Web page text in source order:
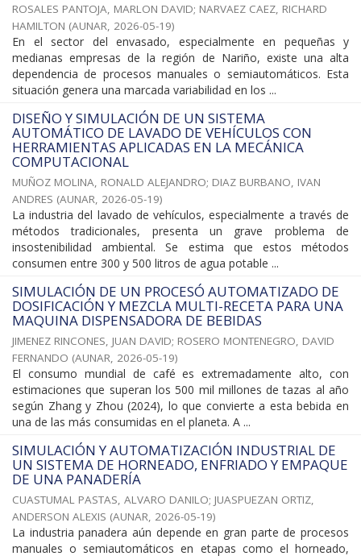
ROSALES PANTOJA, MARLON DAVID; NARVAEZ CAEZ, RICHARD
HAMILTON (AUNAR, 2026-05-19)
En el sector del envasado, especialmente en pequeñas y
medianas empresas de la región de Nariño, existe una alta
dependencia de procesos manuales o semiautomáticos. Esta
situación genera una marcada variabilidad en los ...
DISEÑO Y SIMULACIÓN DE UN SISTEMA
AUTOMÁTICO DE LAVADO DE VEHÍCULOS CON
HERRAMIENTAS APLICADAS EN LA MECÁNICA
COMPUTACIONAL
MUÑOZ MOLINA, RONALD ALEJANDRO; DIAZ BURBANO, IVAN
ANDRES (AUNAR, 2026-05-19)
La industria del lavado de vehículos, especialmente a través de
métodos tradicionales, presenta un grave problema de
insostenibilidad ambiental. Se estima que estos métodos
consumen entre 300 y 500 litros de agua potable ...
SIMULACIÓN DE UN PROCESÓ AUTOMATIZADO DE
DOSIFICACIÓN Y MEZCLA MULTI-RECETA PARA UNA
MAQUINA DISPENSADORA DE BEBIDAS
JIMENEZ RINCONES, JUAN DAVID; ROSERO MONTENEGRO, DAVID
FERNANDO (AUNAR, 2026-05-19)
El consumo mundial de café es extremadamente alto, con
estimaciones que superan los 500 mil millones de tazas al año
según Zhang y Zhou (2024), lo que convierte a esta bebida en
una de las más consumidas en el planeta. A ...
SIMULACIÓN Y AUTOMATIZACIÓN INDUSTRIAL DE
UN SISTEMA DE HORNEADO, ENFRIADO Y EMPAQUE
DE UNA PANADERÍA
CUASTUMAL PASTAS, ALVARO DANILO; JUASPUEZAN ORTIZ,
ANDERSON ALEXIS (AUNAR, 2026-05-19)
La industria panadera aún depende en gran parte de procesos
manuales o semiautomáticos en etapas como el horneado,